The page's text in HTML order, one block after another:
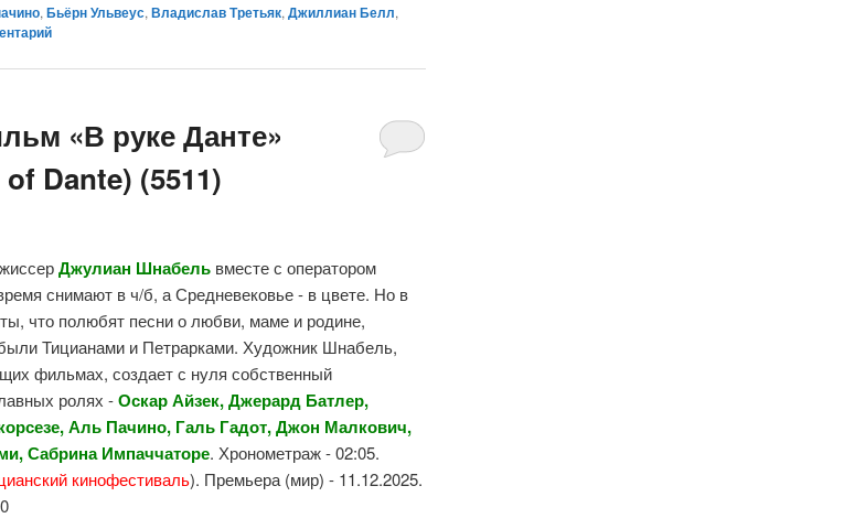
,Бьёрн Ульвеус,Владислав Третьяк,Джиллиан Белл,
«В руке Данте»
Dante) (5511)
Джулиан Шнабель вместе с оператором
снимают в ч/б, а Средневековье - в цвете. Но в
что полюбят песни о любви, маме и родине,
Тицианами и Петрарками. Художник Шнабель,
фильмах, создает с нуля собственный
ролях -Оскар Айзек, Джерард Батлер,
Аль Пачино, Галь Гадот, Джон Малкович,
Сабрина Импаччаторе. Хронометраж - 02:05.
кинофестиваль). Премьера (мир) - 11.12.2025.